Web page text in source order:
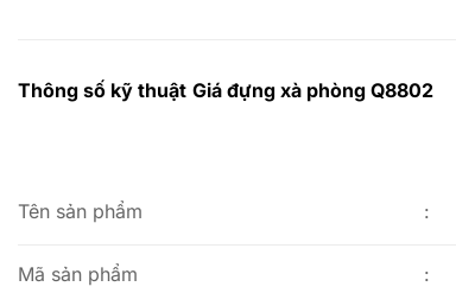
Thông số kỹ thuật Giá đựng xà phòng Q8802
Tên sản phẩm :
Mã sản phẩm :